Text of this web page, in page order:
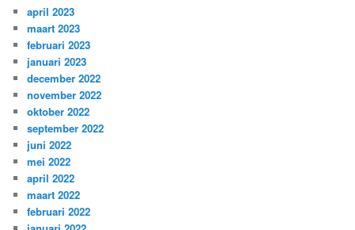
april 2023
maart 2023
februari 2023
januari 2023
december 2022
november 2022
oktober 2022
september 2022
juni 2022
mei 2022
april 2022
maart 2022
februari 2022